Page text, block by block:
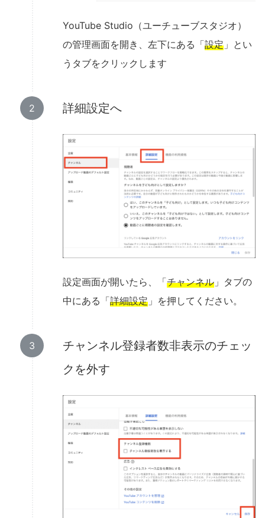
YouTube Studio（ユーチューブスタジオ）
の管理画面を開き、左下にある「設定 」とい
うタブをクリックします
詳細設定へ
設定画面が開いたら、「チャンネル 」タブの
中にある「詳細設定 」を押してください。
チャンネル登録者数非表示のチェッ
クを外す